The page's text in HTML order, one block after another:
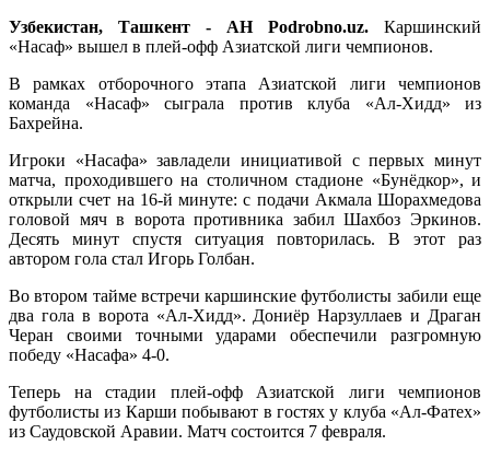
Узбекистан, Ташкент - АН Podrobno.uz. Каршинский
«Насаф» вышел в плей-офф Азиатской лиги чемпионов.
В рамках отборочного этапа Азиатской лиги чемпионов
команда «Насаф» сыграла против клуба «Ал-Хидд» из
Бахрейна.
Игроки «Насафа» завладели инициативой с первых минут
матча, проходившего на столичном стадионе «Бунёдкор», и
открыли счет на 16-й минуте: с подачи Акмала Шорахмедова
головой мяч в ворота противника забил Шахбоз Эркинов.
Десять минут спустя ситуация повторилась. В этот раз
автором гола стал Игорь Голбан.
Во втором тайме встречи каршинские футболисты забили еще
два гола в ворота «Ал-Хидд». Дониёр Нарзуллаев и Драган
Черан своими точными ударами обеспечили разгромную
победу «Насафа» 4-0.
Теперь на стадии плей-офф Азиатской лиги чемпионов
футболисты из Карши побывают в гостях у клуба «Ал-Фатех»
из Саудовской Аравии. Матч состоится 7 февраля.